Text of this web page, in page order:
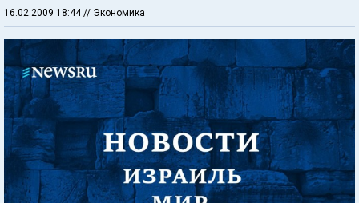
16.02.2009 18:44 // Экономика